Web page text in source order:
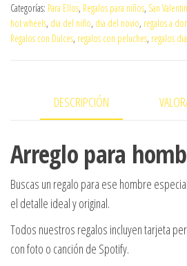
0027
cantidad
Categorías: Para Ellos, Regalos para niños, San Valentin
hot wheels, dia del niño, dia del novio, regalos a
Regalos con Dulces, regalos con peluches, regalos
DESCRIPCIÓN
Arreglo para
Buscas un regalo para ese hombre
el detalle ideal y original.
Todos nuestros regalos incluyen tarjeta
con foto o canción de Spotify.